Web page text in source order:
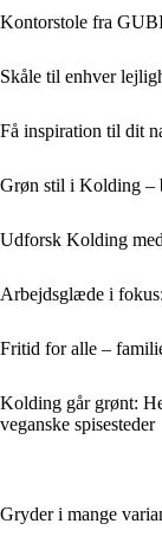
Kontorstole fra
Skåle til enhver
Få inspiration til dit
Grøn stil i Kolding –
Udforsk Kolding
Arbejdsglæde i
Fritid for alle –
Kolding går grønt:
veganske spisesteder
Gryder i mange